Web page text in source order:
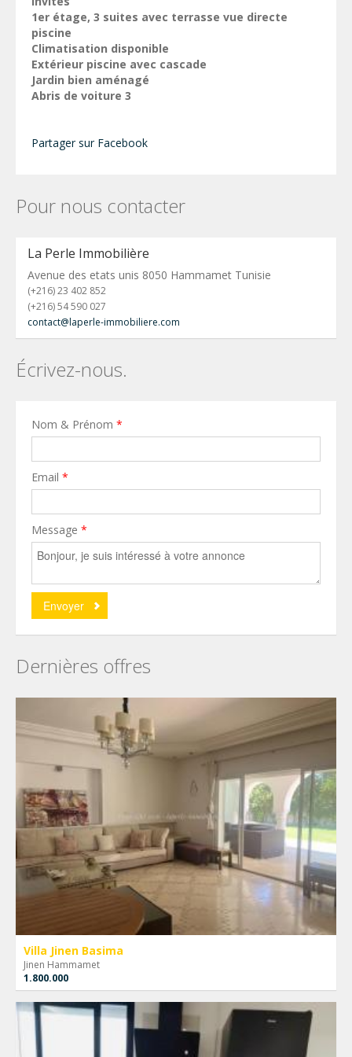
1er étage, 3 suites avec terrasse vue directe
piscine
Climatisation disponible
Extérieur piscine avec cascade
Jardin bien aménagé
Abris de voiture 3
Partager sur Facebook
Pour nous contacter
La Perle Immobilière
Avenue des etats unis 8050 Hammamet Tunisie
(+216) 23 402 852
(+216) 54 590 027
contact@laperle-immobiliere.com
Écrivez-nous.
Nom & Prénom *
Email *
Message *
Dernières offres
Villa Jinen Basima
Jinen Hammamet
1.800.000